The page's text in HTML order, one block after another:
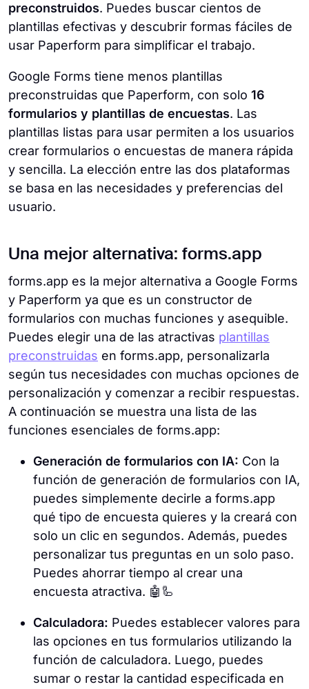
preconstruidos. Puedes buscar cientos de
plantillas efectivas y descubrir formas fáciles de
usar Paperform para simplificar el trabajo.
Google Forms tiene menos plantillas
preconstruidas que Paperform, con solo 16
formularios y plantillas de encuestas. Las
plantillas listas para usar permiten a los usuarios
crear formularios o encuestas de manera rápida
y sencilla. La elección entre las dos plataformas
se basa en las necesidades y preferencias del
usuario.
Una mejor alternativa: forms.app
forms.app es la mejor alternativa a Google Forms
y Paperform ya que es un constructor de
formularios con muchas funciones y asequible.
Puedes elegir una de las atractivas plantillas
preconstruidas en forms.app, personalizarla
según tus necesidades con muchas opciones de
personalización y comenzar a recibir respuestas.
A continuación se muestra una lista de las
funciones esenciales de forms.app:
Generación de formularios con IA: Con la
función de generación de formularios con IA,
puedes simplemente decirle a forms.app
qué tipo de encuesta quieres y la creará con
solo un clic en segundos. Además, puedes
personalizar tus preguntas en un solo paso.
Puedes ahorrar tiempo al crear una
encuesta atractiva. 🤖🦾
Calculadora: Puedes establecer valores para
las opciones en tus formularios utilizando la
función de calculadora. Luego, puedes
sumar o restar la cantidad especificada en